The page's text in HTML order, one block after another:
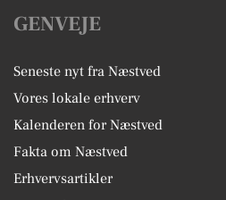
GENVEJE
Seneste nyt fra Næstved
Vores lokale erhverv
Kalenderen for Næstved
Fakta om Næstved
Erhvervsartikler